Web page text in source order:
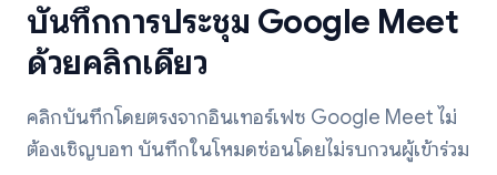
บันทึกการประชุม Google Meet
ด้วยคลิกเดียว
คลิกบันทึกโดยตรงจากอินเทอร์เฟซ Google Meet ไม่
ต้องเชิญบอท บันทึกในโหมดซ่อนโดยไม่รบกวนผู้เข้าร่วม